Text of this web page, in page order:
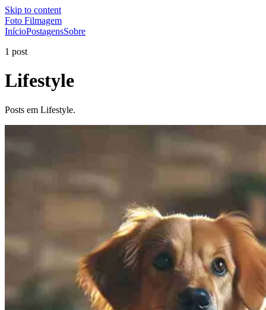
Skip to content
Foto Filmagem
InícioPostagensSobre
1 post
Lifestyle
Posts em Lifestyle.